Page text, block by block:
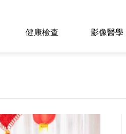
健康檢查 影像醫學